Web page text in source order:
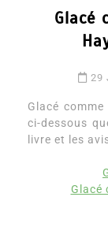
Glacé
29
Glacé
ci-dessous
livre et les
Glacé